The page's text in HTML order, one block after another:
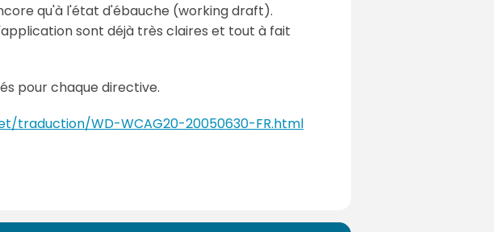
qu'à l'état d'ébauche (working draft).
sont déjà très claires et tout à fait
pour chaque directive.
traduction/WD-WCAG20-20050630-FR.html